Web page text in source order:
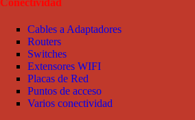
Conectividad
Cables a Adaptadores
Routers
Switches
Extensores WIFI
Placas de Red
Puntos de acceso
Varios conectividad